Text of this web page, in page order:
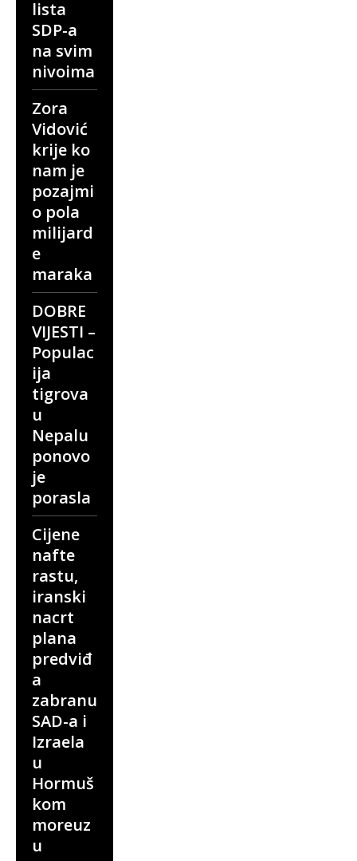
lista
SDP-a
na svim
nivoima
Zora
Vidović
krije ko
nam je
pozajmi
o pola
milijard
e
maraka
DOBRE
VIJESTI –
Populac
ija
tigrova
u
Nepalu
ponovo
je
porasla
Cijene
nafte
rastu,
iranski
nacrt
plana
predviđ
a
zabranu
SAD-a i
Izraela
u
Hormuš
kom
moreuz
u